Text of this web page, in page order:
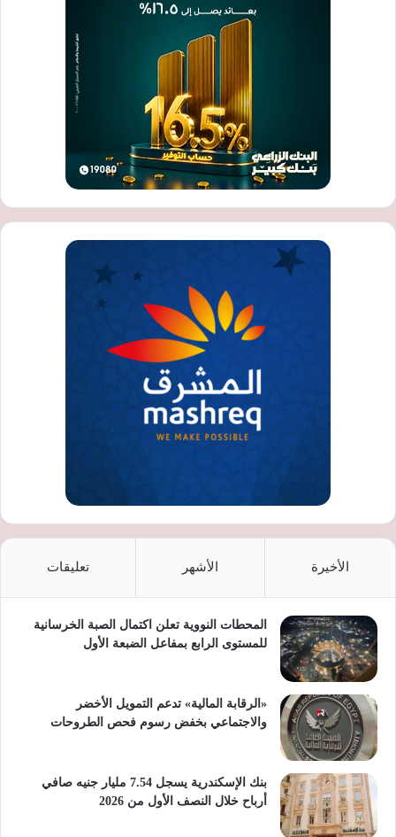
الأخيرة الأشهر تعليقات
المحطات النووية تعلن اكتمال الصبة الخرسانية
للمستوى الرابع بمفاعل الضبعة الأول
«الرقابة المالية» تدعم التمويل الأخضر
والاجتماعي بخفض رسوم فحص الطروحات
بنك الإسكندرية يسجل 7.54 مليار جنيه صافي
أرباح خلال النصف الأول من 2026